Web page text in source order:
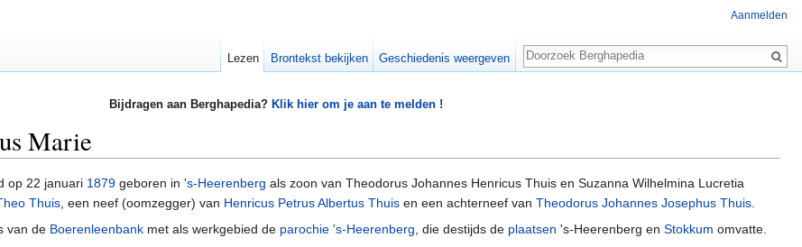
Bijdragen aan Berghapedia? Klik hier om je aan te melden !
Marie
op 22 januari 1879 geboren in 's-Heerenberg als zoon van Theodorus Johannes Henricus Thuis en Suzanna Wilhelmina Lucretia
Thuis, een neef (oomzegger) van Henricus Petrus Albertus Thuis en een achterneef van Theodorus Johannes Josephus Thuis.
van de Boerenleenbank met als werkgebied de parochie 's-Heerenberg, die destijds de plaatsen 's-Heerenberg en Stokkum omvatte.
Aanmelden
Lezen Brontekst bekijken Geschiedenis weergeven
Zoeken